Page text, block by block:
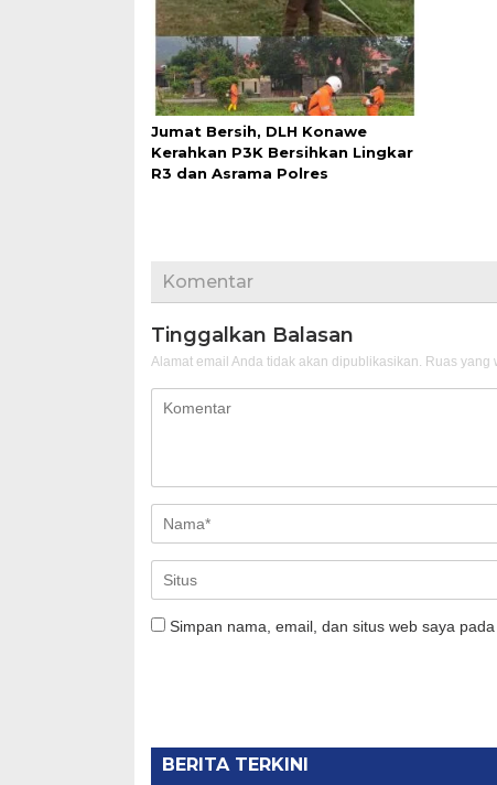
Jumat Bersih, DLH Konawe
Kerahkan P3K Bersihkan Lingkar
R3 dan Asrama Polres
Komentar
Tinggalkan Balasan
Alamat email Anda tidak akan dipublikasikan. Ruas yang
Simpan nama, email, dan situs web saya
BERITA TERKINI